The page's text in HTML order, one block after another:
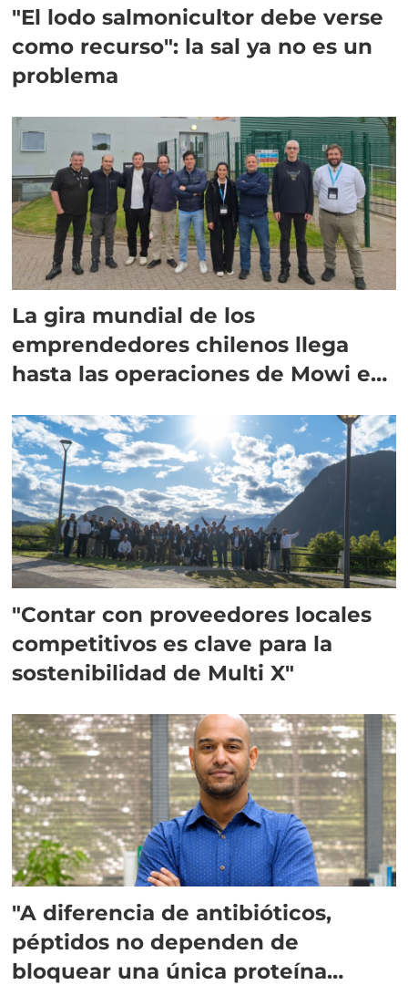
"El lodo salmonicultor debe verse
como recurso": la sal ya no es un
problema
La gira mundial de los
emprendedores chilenos llega
hasta las operaciones de Mowi en
"Contar con proveedores locales
competitivos es clave para la
sostenibilidad de Multi X"
"A diferencia de antibióticos,
péptidos no dependen de
bloquear una única proteína